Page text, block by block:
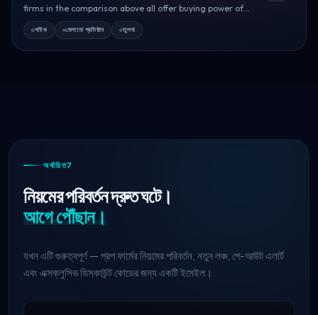
firms in the comparison above all offer buying power of...
গাইড মেলানো প্রতিষ্ঠান তুলনা
অর্থায়িত7
নিয়মের পরিবর্তন দ্রুত ঘটে।
আগে পৌঁছান।
যখন এটি গুরুত্বপূর্ণ — প্রপ ফার্মের নিয়মের পরিবর্তন, নতুন লঞ্চ, পে-আউট এলার্ট
এবং এক্সক্লুসিভ ডিসকাউন্ট কোডের জন্য একটি ইমেইল।